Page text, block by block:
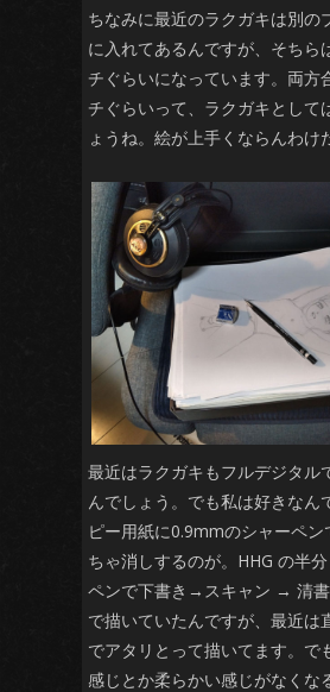
ちなみに最近のラクガキは別の
に入れてあるんですが、そちら
チぐらいになっています。両方
チぐらいって、ラクガキとして
ょうね。絵が上手くならんわけ
最近はラクガキもフルデジタル
んでしょう。でも私は好きなん
ピー用紙に0.9mmのシャーペン
ちゃ消しするのが。HHG の半
ペンで下書き→スキャン → 清
で描いていたんですが、最近
でアタリとって描いてます。で
感じとか柔らかい感じがなくな